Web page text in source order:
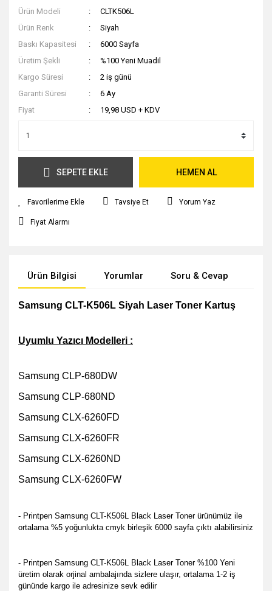
Ürün Modeli
CLTK506L
Ürün Renk
Siyah
Baskı Kapasitesi
6000 Sayfa
Üretim Şekli
%100 Yeni Muadil
Kargo Süresi
2 iş günü
Garanti Süresi
6 Ay
Fiyat
19,98 USD + KDV
SEPETE EKLE HEMEN AL
Tavsiye Et Yorum Yaz
Fiyat Alarmı
Ürün Bilgisi Yorumlar Soru & Cevap
Samsung CLT-K506L Siyah Laser Toner Kartuş
Uyumlu Yazıcı Modelleri :
Samsung CLP-680DW
Samsung CLP-680ND
Samsung CLX-6260FD
Samsung CLX-6260FR
Samsung CLX-6260ND
Samsung CLX-6260FW
- Printpen Samsung CLT-K506L Black Laser Toner ürünümüz ile
ortalama %5 yoğunlukta cmyk birleşik 6000 sayfa çıktı alabilirsiniz
- Printpen Samsung CLT-K506L Black Laser Toner %100 Yeni
üretim olarak orjinal ambalajında sizlere ulaşır, ortalama 1-2 iş
gününde kargo ile adresinize sevk edilir